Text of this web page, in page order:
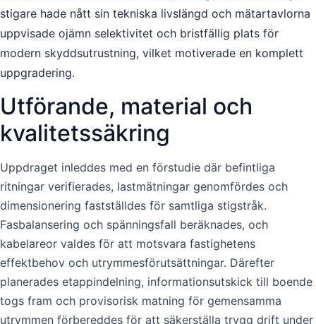
stigare hade nått sin tekniska livslängd och mätartavlorna
uppvisade ojämn selektivitet och bristfällig plats för
modern skyddsutrustning, vilket motiverade en komplett
uppgradering.
Utförande, material och
kvalitetssäkring
Uppdraget inleddes med en förstudie där befintliga
ritningar verifierades, lastmätningar genomfördes och
dimensionering fastställdes för samtliga stigstråk.
Fasbalansering och spänningsfall beräknades, och
kabelareor valdes för att motsvara fastighetens
effektbehov och utrymmesförutsättningar. Därefter
planerades etappindelning, informationsutskick till boende
togs fram och provisorisk matning för gemensamma
utrymmen förbereddes för att säkerställa trygg drift under